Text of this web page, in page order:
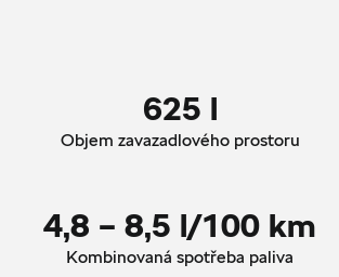
625 l
Objem zavazadlového prostoru
4,8 – 8,5 l/100 km
Kombinovaná spotřeba paliva